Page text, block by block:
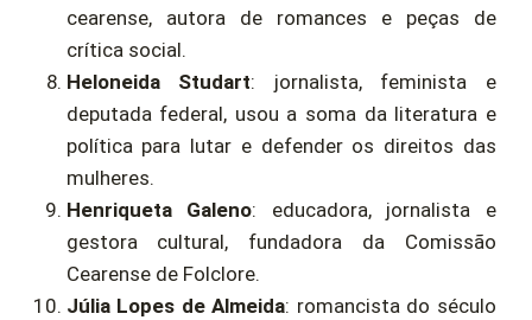
cearense, autora de romances e peças de
crítica social.
Heloneida Studart: jornalista, feminista e
deputada federal, usou a soma da literatura e
política para lutar e defender os direitos das
mulheres.
Henriqueta Galeno: educadora, jornalista e
gestora cultural, fundadora da Comissão
Cearense de Folclore.
Júlia Lopes de Almeida: romancista do século